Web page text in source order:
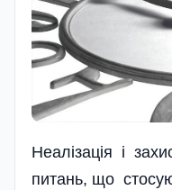
Hеалізація і
питань, що